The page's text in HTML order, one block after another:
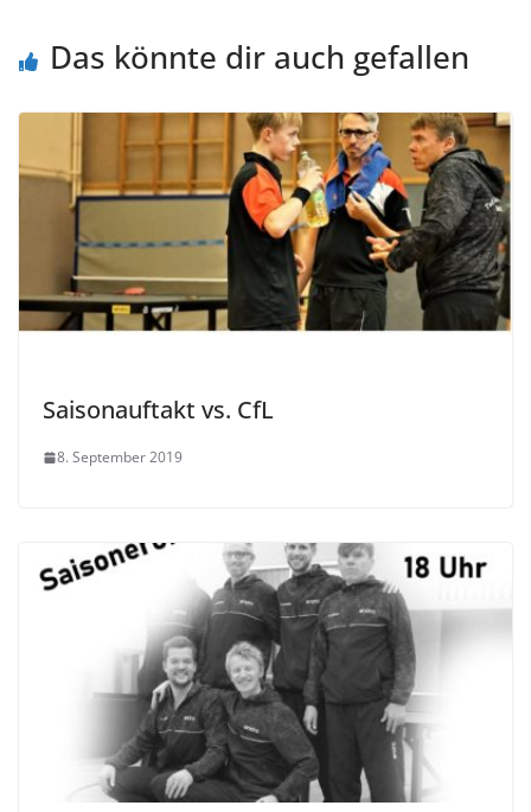
Das könnte dir auch gefallen
Saisonauftakt vs. CfL
8. September 2019